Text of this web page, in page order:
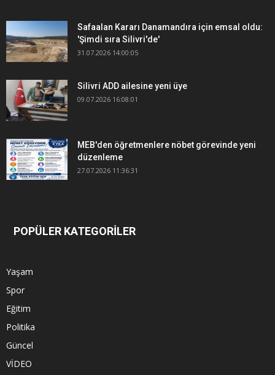
Safaalan Kararı Danamandıra için emsal oldu:
'Şimdi sıra Silivri'de'
31.07.2026 14:00:05
Silivri ADD ailesine yeni üye
09.07.2026 16:08:01
MEB'den öğretmenlere nöbet görevinde yeni
düzenleme
27.07.2026 11:36:31
POPÜLER KATEGORİLER
Yaşam
Spor
Eğitim
Politika
Güncel
VİDEO